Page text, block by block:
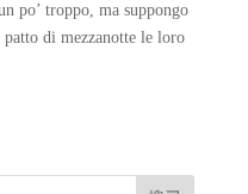
po’ troppo, ma suppongo
patto di mezzanotte le loro